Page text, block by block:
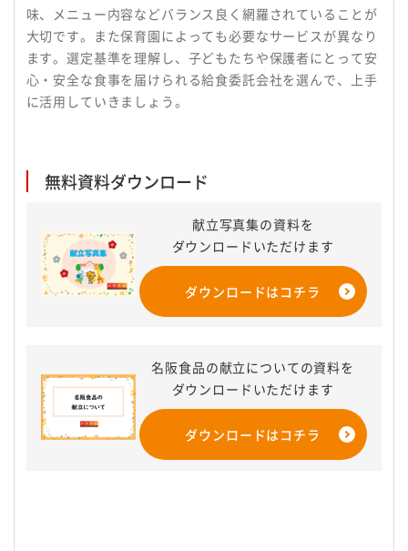
味、メニュー内容などバランス良く網羅されていることが
大切です。また保育園によっても必要なサービスが異なり
ます。選定基準を理解し、子どもたちや保護者にとって安
心・安全な食事を届けられる給食委託会社を選んで、上手
に活用していきましょう。
無料資料ダウンロード​
献立写真集の資料を
ダウンロードいただけます
ダウンロードはコチラ
名阪食品の献立についての資料を
ダウンロードいただけます
ダウンロードはコチラ